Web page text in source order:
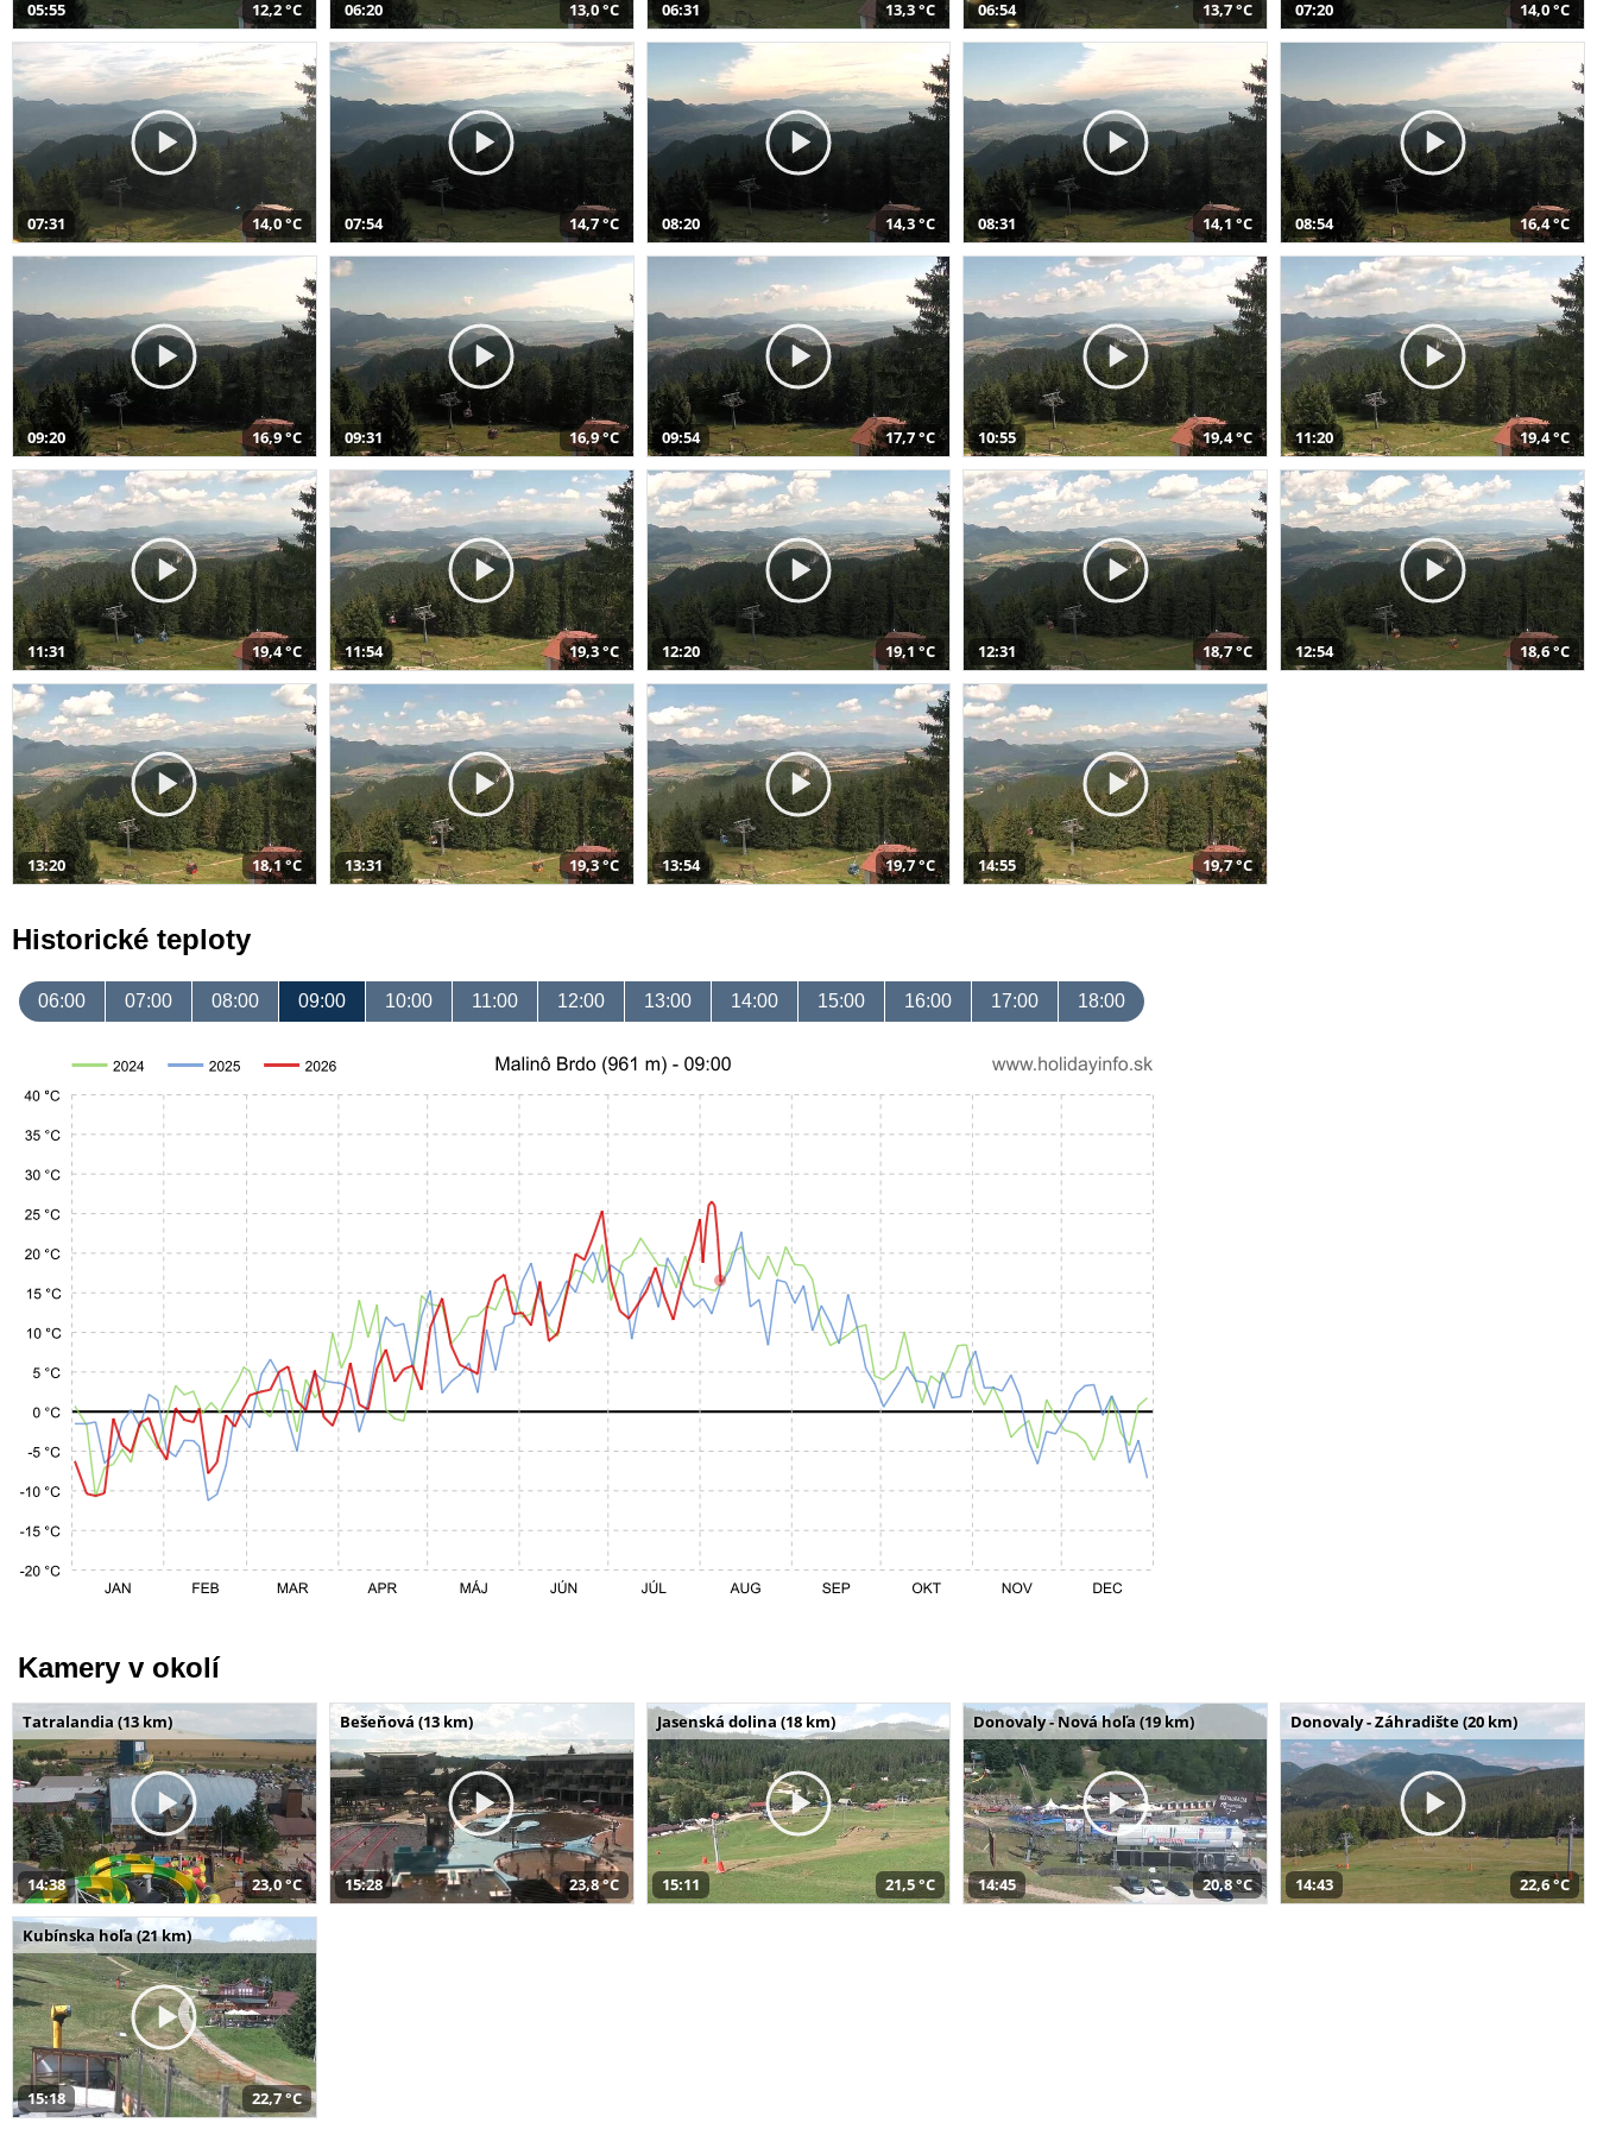
05:55 12,2 °C 06:20 13,0 °C 06:31 13,3 °C 06:54 13,7 °C 07:20 14,0 °C
07:31 14,0 °C 07:54 14,7 °C 08:20 14,3 °C 08:31 14,1 °C 08:54 16,4 °C
09:20 16,9 °C 09:31 16,9 °C 09:54 17,7 °C 10:55 19,4 °C 11:20 19,4 °C
11:31 19,4 °C 11:54 19,3 °C 12:20 19,1 °C 12:31 18,7 °C 12:54 18,6 °C
13:20 18,1 °C 13:31 19,3 °C 13:54 19,7 °C 14:55 19,7 °C
Historické teploty
06:00 07:00 08:00 09:00 10:00 11:00 12:00 13:00 14:00 15:00 16:00 17:00 18:00
Kamery v okolí
Tatralandia (13 km)
14:38 23,0 °C
Bešeňová (13 km)
15:28 23,8 °C
Jasenská dolina (18 km)
15:11 21,5 °C
Donovaly - Nová hoľa (19 km)
14:45 20,8 °C
Donovaly - Záhradište (20 km)
14:43 22,6 °C
Kubínska hoľa (21 km)
15:18 22,7 °C